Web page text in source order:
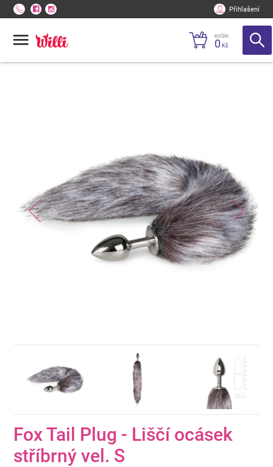
Přihlašení
KOŠÍK:
0 Kč
Fox Tail Plug - Liščí ocásek
stříbrný vel. S